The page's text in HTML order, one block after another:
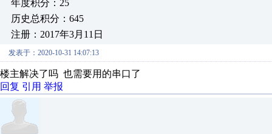
年度积分：25
历史总积分：645
注册：2017年3月11日
发表于：2020-10-31 14:07:13
楼主解决了吗 也需要用的串口了
回复 引用 举报